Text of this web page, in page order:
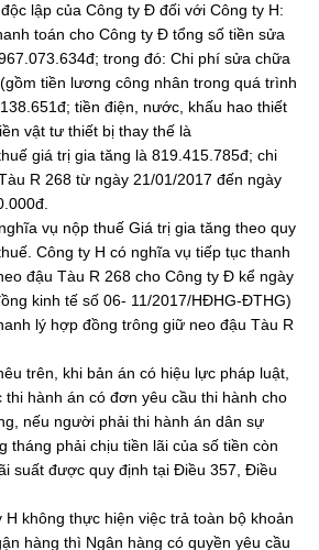
lập của Công ty Đ đối với Công ty H:
toán cho Công ty Đ tổng số tiền sửa
trong đó: Chi phí sửa chữa
tiền lương công nhân trong quá trình
tiền điện, nước, khấu hao thiết
vật tư thiết bị thay thế là
giá trị gia tăng là 819.415.785đ; chi
R 268 từ ngày 21/01/2017 đến ngày
vụ nộp thuế Giá trị gia tăng theo quy
Công ty H có nghĩa vụ tiếp tục thanh
đậu Tàu R 268 cho Công ty Đ kể ngày
kinh tế số 06- 11/2017/HĐHG-ĐTHG)
lý hợp đồng trông giữ neo đậu Tàu R
trên, khi bản án có hiệu lực pháp luật,
hành án có đơn yêu cầu thi hành cho
nếu người phải thi hành án dân sự
tháng phải chịu tiền lãi của số tiền còn
suất được quy định tại Điều 357, Điều
không thực hiện việc trả toàn bộ khoản
hàng thì Ngân hàng có quyền yêu cầu